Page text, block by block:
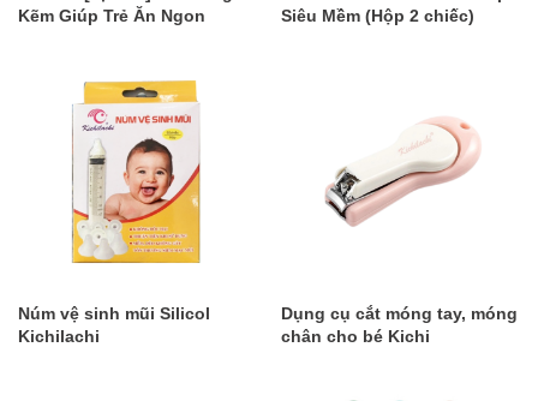
Kẽm Giúp Trẻ Ăn Ngon
Siêu Mềm (Hộp 2 chiếc)
Núm vệ sinh mũi Silicol
Kichilachi
Dụng cụ cắt móng tay, móng
chân cho bé Kichi